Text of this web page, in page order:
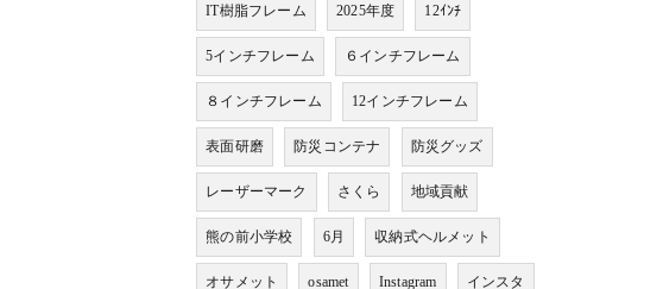
IT樹脂フレーム 2025年度 12ｲﾝﾁ
5インチフレーム ６インチフレーム
８インチフレーム 12インチフレーム
表面研磨 防災コンテナ 防災グッズ
レーザーマーク さくら 地域貢献
熊の前小学校 6月 収納式ヘルメット
オサメット osamet Instagram インスタ